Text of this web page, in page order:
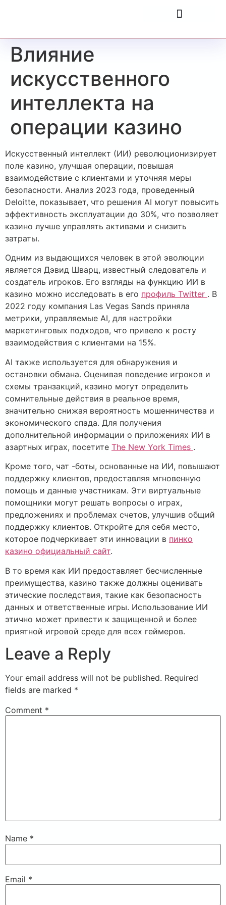
Влияние
искусственного
интеллекта на
операции казино
Искусственный интеллект (ИИ) революционизирует
поле казино, улучшая операции, повышая
взаимодействие с клиентами и уточняя меры
безопасности. Анализ 2023 года, проведенный
Deloitte, показывает, что решения AI могут повысить
эффективность эксплуатации до 30%, что позволяет
казино лучше управлять активами и снизить
затраты.
Одним из выдающихся человек в этой эволюции
является Дэвид Шварц, известный следователь и
создатель игроков. Его взгляды на функцию ИИ в
казино можно исследовать в его профиль Twitter . В
2022 году компания Las Vegas Sands приняла
метрики, управляемые AI, для настройки
маркетинговых подходов, что привело к росту
взаимодействия с клиентами на 15%.
AI также используется для обнаружения и
остановки обмана. Оценивая поведение игроков и
схемы транзакций, казино могут определить
сомнительные действия в реальное время,
значительно снижая вероятность мошенничества и
экономического спада. Для получения
дополнительной информации о приложениях ИИ в
азартных играх, посетите The New York Times .
Кроме того, чат -боты, основанные на ИИ, повышают
поддержку клиентов, предоставляя мгновенную
помощь и данные участникам. Эти виртуальные
помощники могут решать вопросы о играх,
предложениях и проблемах счетов, улучшив общий
поддержку клиентов. Откройте для себя место,
которое подчеркивает эти инновации в пинко
казино официальный сайт.
В то время как ИИ предоставляет бесчисленные
преимущества, казино также должны оценивать
этические последствия, такие как безопасность
данных и ответственные игры. Использование ИИ
этично может привести к защищенной и более
приятной игровой среде для всех геймеров.
Leave a Reply
Your email address will not be published. Required
fields are marked *
Comment *
Name *
Email *